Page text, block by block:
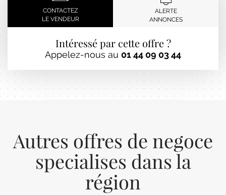
CONTACTEZ
LE VENDEUR
ALERTE
ANNONCES
Intéressé par cette offre ?
Appelez-nous au 01 44 09 03 44
Autres offres de negoce
specialises dans la
région